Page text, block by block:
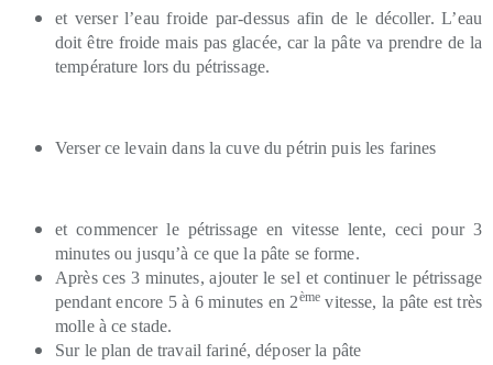
et verser l’eau froide par-dessus afin de le décoller. L’eau
doit être froide mais pas glacée, car la pâte va prendre de la
température lors du pétrissage.
Verser ce levain dans la cuve du pétrin puis les farines
et commencer le pétrissage en vitesse lente, ceci pour 3
minutes ou jusqu’à ce que la pâte se forme.
Après ces 3 minutes, ajouter le sel et continuer le pétrissage
pendant encore 5 à 6 minutes en 2èmevitesse, la pâte est très
molle à ce stade.
Sur le plan de travail fariné, déposer la pâte